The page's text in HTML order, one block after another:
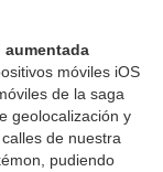
aumentada
móviles iOS
de la saga
geolocalización y
de nuestra
pudiendo